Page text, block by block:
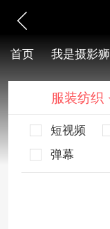
首页 我是摄影狮
服装纺织
短视频
弹幕